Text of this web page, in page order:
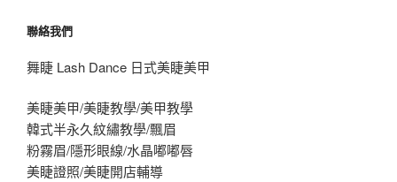
聯絡我們
舞睫 Lash Dance 日式美睫美甲
美睫美甲/美睫教學/美甲教學
韓式半永久紋繡教學/飄眉
粉霧眉/隱形眼線/水晶嘟嘟唇
美睫證照/美睫開店輔導